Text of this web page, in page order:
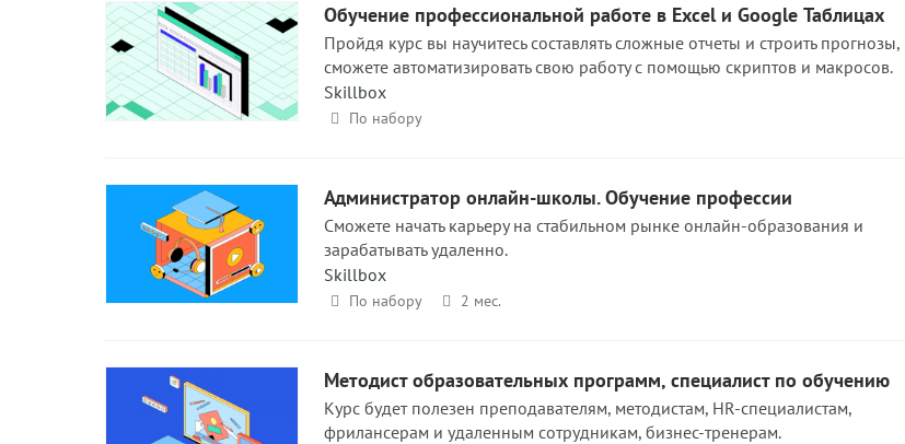
Обучение профессиональной работе в Excel и Google Таблицах
Пройдя курс вы научитесь составлять сложные отчеты и строить прогнозы,
сможете автоматизировать свою работу с помощью скриптов и макросов.
Skillbox
По набору
Администратор онлайн-школы. Обучение профессии
Сможете начать карьеру на стабильном рынке онлайн-образования и
зарабатывать удаленно.
Skillbox
По набору 2 мес.
Методист образовательных программ, специалист по обучению
Курс будет полезен преподавателям, методистам, HR-специалистам,
фрилансерам и удаленным сотрудникам, бизнес-тренерам.